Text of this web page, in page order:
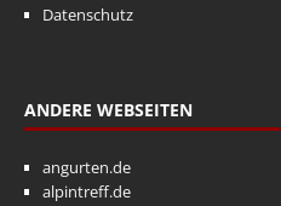
Datenschutz
ANDERE WEBSEITEN
angurten.de
alpintreff.de